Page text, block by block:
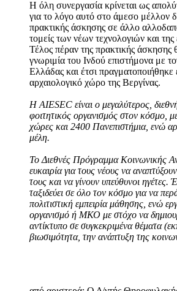
Η όλη συνεργασία κρίνεται ως
για το λόγο αυτό στο άμεσο μέλλον
πρακτικής άσκησης σε άλλο
τομείς των νέων τεχνολογιών και της
Τέλος πέραν της πρακτικής
γνωριμία του Ινδού επιστήμονα με
Ελλάδας και έτσι
αρχαιολογικό χώρο της Βεργίνας.
Η AIESEC είναι ο μεγαλύτερος,
φοιτητικός οργανισμός στον κόσμο,
χώρες και 2400 Πανεπιστήμια, ενώ
μέλη.
Το Διεθνές Πρόγραμμα Κοινωνικής
ευκαιρία για τους νέους να
τους και να γίνουν υπεύθυνοι ηγέτες.
ταξιδεύει σε όλο τον κόσμο για να
πολιτιστική εμπειρία μάθησης, ενώ
οργανισμό ή ΜΚΟ με στόχο να
αντίκτυπο σε συγκεκριμένα θέματα
βιωσιμότητα, την ανάπτυξη της